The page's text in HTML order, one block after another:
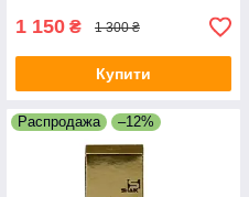
1 150 ₴ 1 300 ₴
Купити
Распродажа –12%